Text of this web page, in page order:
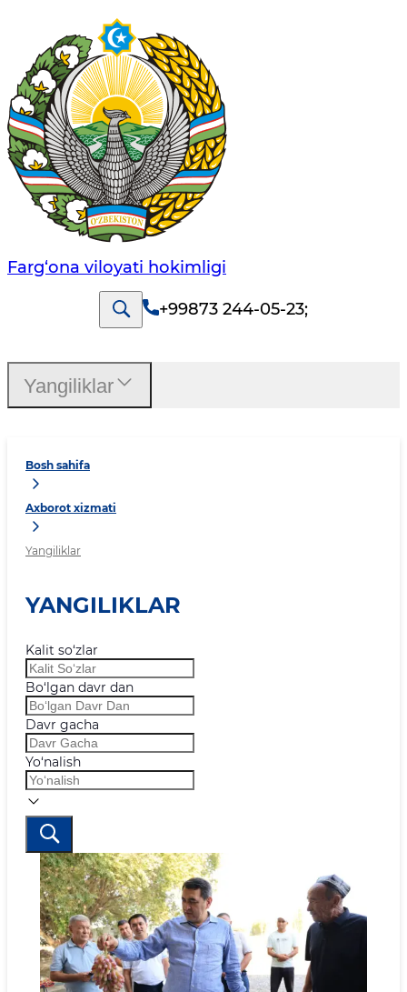
Farg‘оnа vilоyati hоkimligi
+99873 244-05-23;
Bosh sahifa
Axborot xizmati
Yangiliklar
YANGILIKLAR
Kalit so‘zlar
Bo‘lgan davr dan
Davr gacha
Yo‘nalish
Yangiliklar